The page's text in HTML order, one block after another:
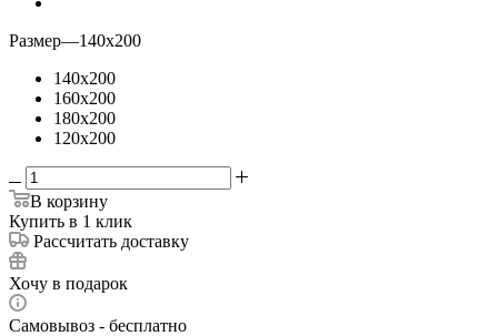
Размер—140x200
140x200
160x200
180x200
120x200
В корзину
Купить в 1 клик
Рассчитать доставку
Хочу в подарок
Самовывоз - бесплатно